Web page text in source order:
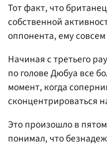
Тот факт, что
собственной
оппонента, ему
Начиная с третьего
по голове Дюбуа все
момент, когда
сконцентрироваться
Это произошло в
понимал, что